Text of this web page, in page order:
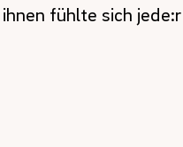
fühlte sich jede:r